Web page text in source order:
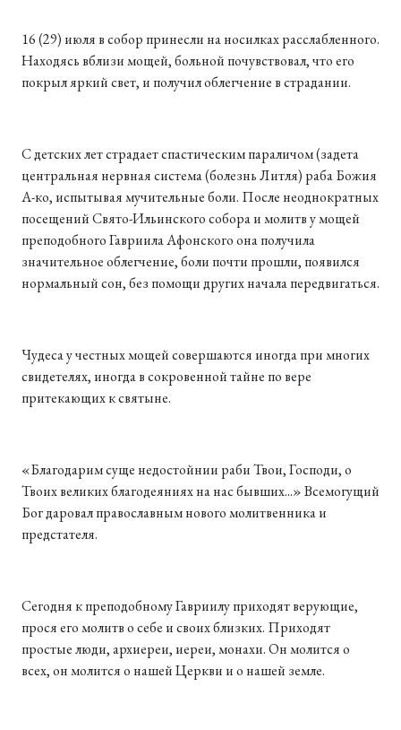
16 (29) июля в собор принесли на носилках расслабленного.
Находясь вблизи мощей, больной почувствовал, что его
покрыл яркий свет, и получил облегчение в страдании.
С детских лет страдает спастическим параличом (задета
центральная нервная система (болезнь Литля) раба Божия
А-ко, испытывая мучительные боли. После неоднократных
посещений Свято-Ильинского собора и молитв у мощей
преподобного Гавриила Афонского она получила
значительное облегчение, боли почти прошли, появился
нормальный сон, без помощи других начала передвигаться.
Чудеса у честных мощей совершаются иногда при многих
свидетелях, иногда в сокровенной тайне по вере
притекающих к святыне.
«Благодарим суще недостойнии раби Твои, Господи, о
Твоих великих благодеяниях на нас бывших...» Всемогущий
Бог даровал православным нового молитвенника и
предстателя.
Сегодня к преподобному Гавриилу приходят верующие,
прося его молитв о себе и своих близких. Приходят
простые люди, архиереи, иереи, монахи. Он молится о
всех, он молится о нашей Церкви и о нашей земле.